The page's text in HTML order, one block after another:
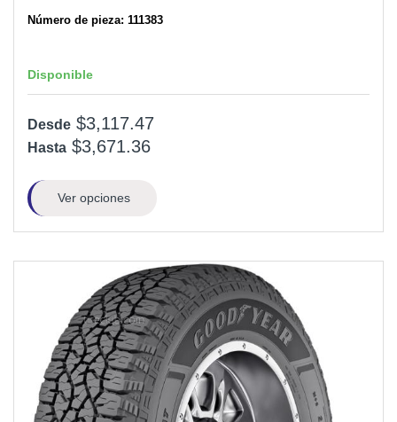
Número de pieza: 111383
Disponible
Desde $3,117.47
Hasta $3,671.36
Ver opciones